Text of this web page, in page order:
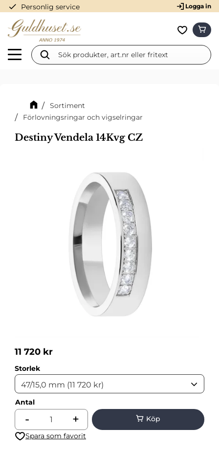
Meny
check Personlig service Logga in
Sortiment
Förlovningsringar och vigselringar
Destiny Vendela 14Kvg CZ
11 720 kr
Storlek
Antal
+
-
Lägg till i favoriter